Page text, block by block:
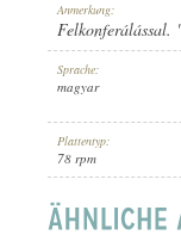
INTERPRET: TAKÁTS
Anmerkung:
Felkonferálással.
Sprache:
magyar
Plattentyp:
78 rpm